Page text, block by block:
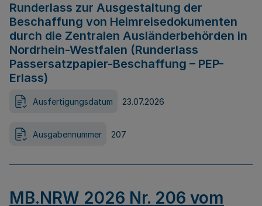
Runderlass zur Ausgestaltung der
Beschaffung von Heimreisedokumenten
durch die Zentralen Ausländerbehörden in
Nordrhein-Westfalen (Runderlass
Passersatzpapier-Beschaffung – PEP-
Erlass)
Ausfertigungsdatum 23.07.2026
Ausgabennummer 207
MB.NRW 2026 Nr. 206 vom